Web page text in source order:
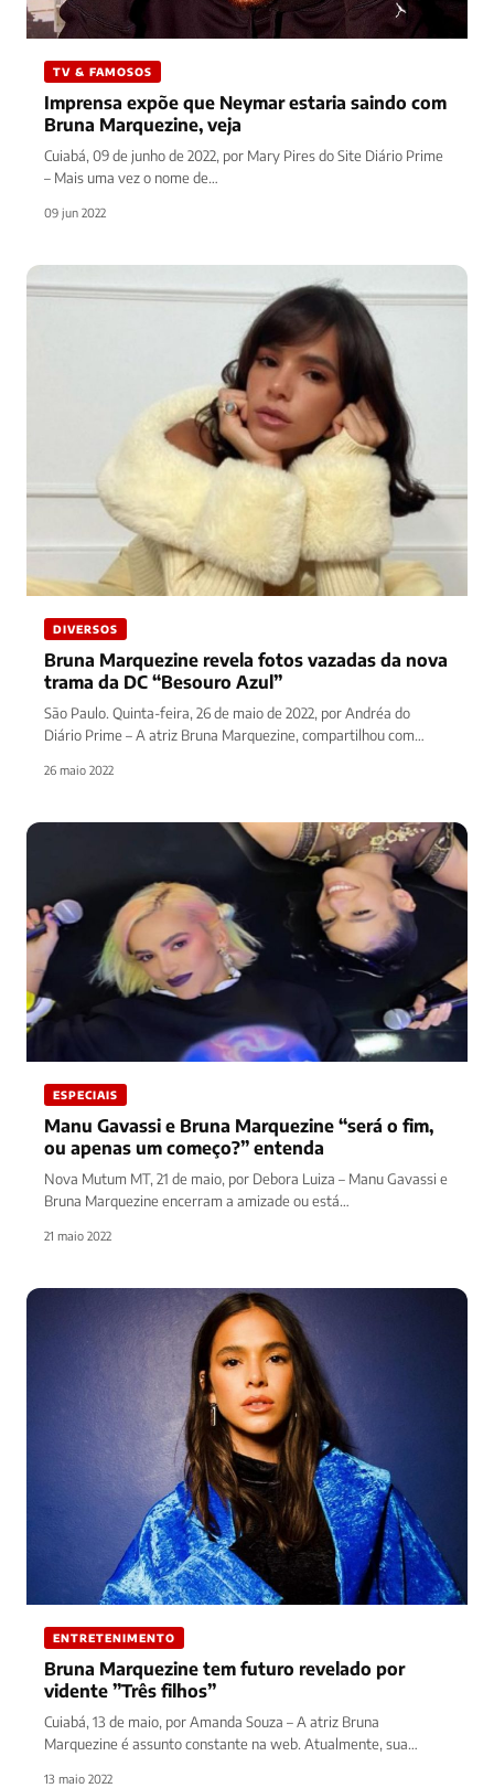
TV & FAMOSOS
Imprensa expõe que Neymar estaria saindo com
Bruna Marquezine, veja
Cuiabá, 09 de junho de 2022, por Mary Pires do Site Diário Prime
– Mais uma vez o nome de…
09 jun 2022
DIVERSOS
Bruna Marquezine revela fotos vazadas da nova
trama da DC “Besouro Azul”
São Paulo. Quinta-feira, 26 de maio de 2022, por Andréa do
Diário Prime – A atriz Bruna Marquezine, compartilhou com…
26 maio 2022
ESPECIAIS
Manu Gavassi e Bruna Marquezine “será o fim,
ou apenas um começo?” entenda
Nova Mutum MT, 21 de maio, por Debora Luiza – Manu Gavassi e
Bruna Marquezine encerram a amizade ou está…
21 maio 2022
ENTRETENIMENTO
Bruna Marquezine tem futuro revelado por
vidente ”Três filhos”
Cuiabá, 13 de maio, por Amanda Souza – A atriz Bruna
Marquezine é assunto constante na web. Atualmente, sua
13 maio 2022